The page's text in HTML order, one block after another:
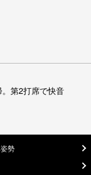
第2打席で快音
勢